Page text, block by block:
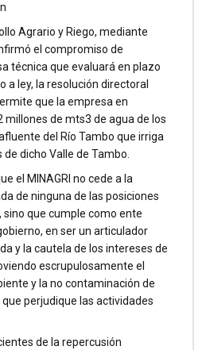
Agrario y Riego, mediante
el compromiso de
técnica que evaluará en plazo
a ley, la resolución directoral
que la empresa en
millones de mts3 de agua de los
del Río Tambo que irriga
dicho Valle de Tambo.
el MINAGRI no cede a la
de ninguna de las posiciones
que cumple como ente
en ser un articulador
y la cautela de los intereses de
escrupulosamente el
y la no contaminación de
perjudique las actividades
de la repercusión